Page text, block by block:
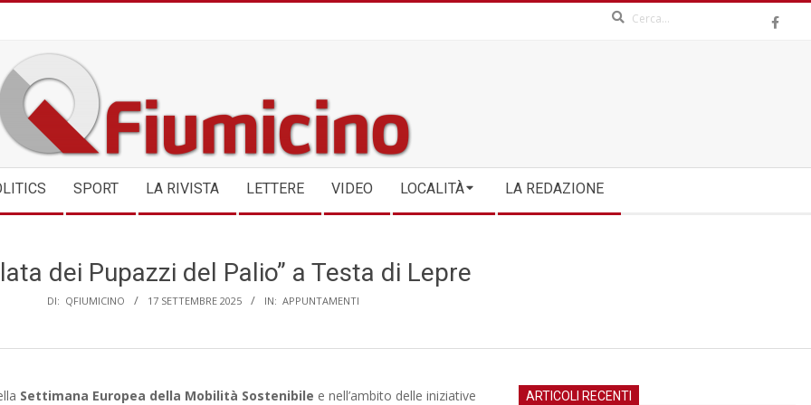
SPORT LA RIVISTA LETTERE VIDEO LOCALITÀ LA REDAZIONE
dei Pupazzi del Palio” a Testa di Lepre
DI: QFIUMICINO 17 SETTEMBRE 2025 IN: APPUNTAMENTI
Settimana Europea della Mobilità Sostenibile e nell’ambito delle iniziative
ARTICOLI RECENTI